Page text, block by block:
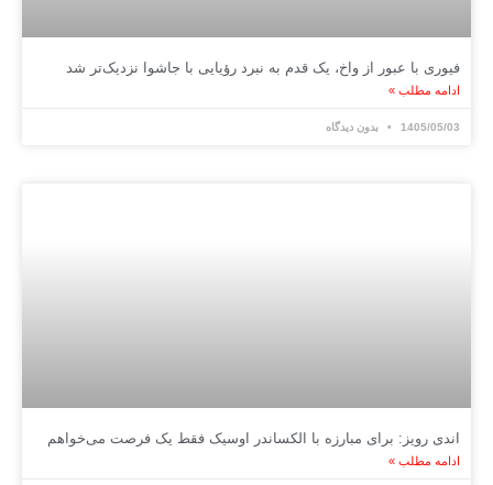
فیوری با عبور از واخ، یک قدم به نبرد رؤیایی با جاشوا نزدیک‌تر شد
ادامه مطلب »
1405/05/03 بدون دیدگاه
اندی رویز: برای مبارزه با الکساندر اوسیک فقط یک فرصت می‌خواهم
ادامه مطلب »